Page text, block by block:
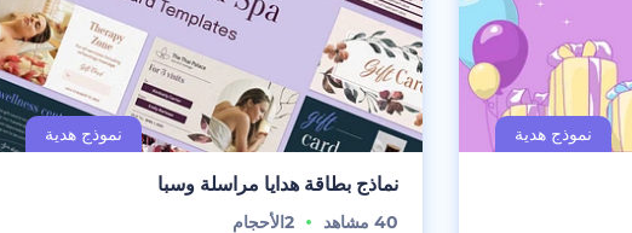
نماذج بطاقة هدايا مراسلة وسبا
40 مشاهد 2الأحجام